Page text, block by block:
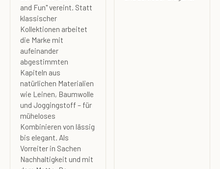
and Fun" vereint. Statt
klassischer
Kollektionen arbeitet
die Marke mit
aufeinander
abgestimmten
Kapiteln aus
natürlichen Materialien
wie Leinen, Baumwolle
und Joggingstoff – für
müheloses
Kombinieren von lässig
bis elegant. Als
Vorreiter in Sachen
Nachhaltigkeit und mit